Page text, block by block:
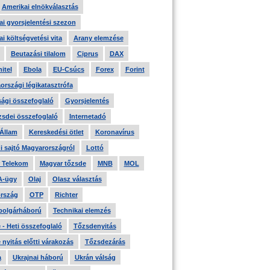
Amerikai elnökválasztás
gyorsjelentési szezon
költségvetési vita Arany elemzése
Beutazási tilalom Ciprus DAX
Ebola EU-Csúcs Forex Forint
légikatasztrófa
összefoglaló Gyorsjelentés
összefoglaló Internetadó
Kereskedési ötlet Koronavírus
sajtó Magyarországról Lottó
Telekom Magyar tőzsde MNB MOL
ügy Olaj Olasz választás
OTP Richter
Technikai elemzés
- Heti összefoglaló Tőzsdenyitás
nyitás előtti várakozás Tőzsdezárás
Ukrajnai háború Ukrán válság